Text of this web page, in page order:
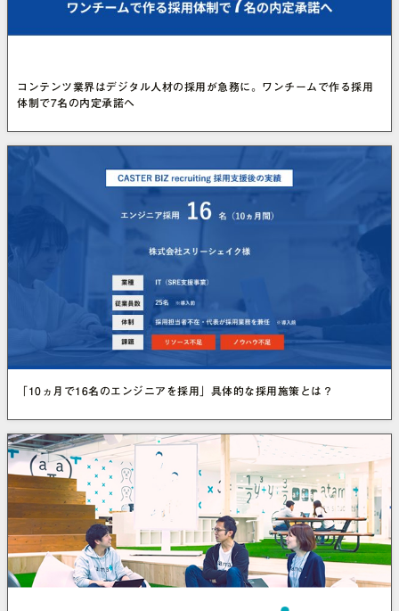
コンテンツ業界はデジタル人材の採用が急務に。ワンチームで作る採用
体制で7名の内定承諾へ
「10ヵ月で16名のエンジニアを採用」具体的な採用施策とは？